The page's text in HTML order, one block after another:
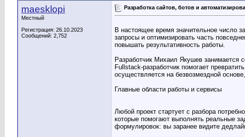
maesklopi
Местный
Регистрация: 26.10.2023
Сообщений: 2,752
Разработка сайтов, ботов и
В настоящее время значительное число
запросы и оптимизировать часть
повышать результативность работы.
Разработчик Михаил Якушев занимается
Fullstack-разработчик помогает
осуществляется на безвозмездной
Главные области работы и сервисы
Любой проект стартует с разбора
которые помогают выполнять реальные
формулировок: вы заранее видите